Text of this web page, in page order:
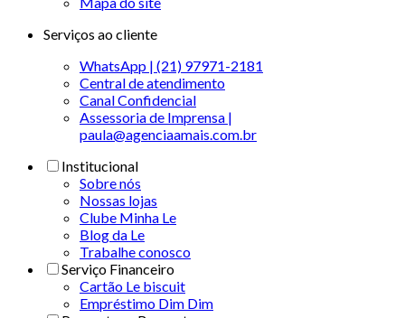
Serviços ao cliente
WhatsApp | (21) 97971-2181
Central de atendimento
Canal Confidencial
Assessoria de Imprensa |
paula@agenciaamais.com.br
Institucional
Sobre nós
Nossas lojas
Clube Minha Le
Blog da Le
Trabalhe conosco
Serviço Financeiro
Cartão Le biscuit
Empréstimo Dim Dim